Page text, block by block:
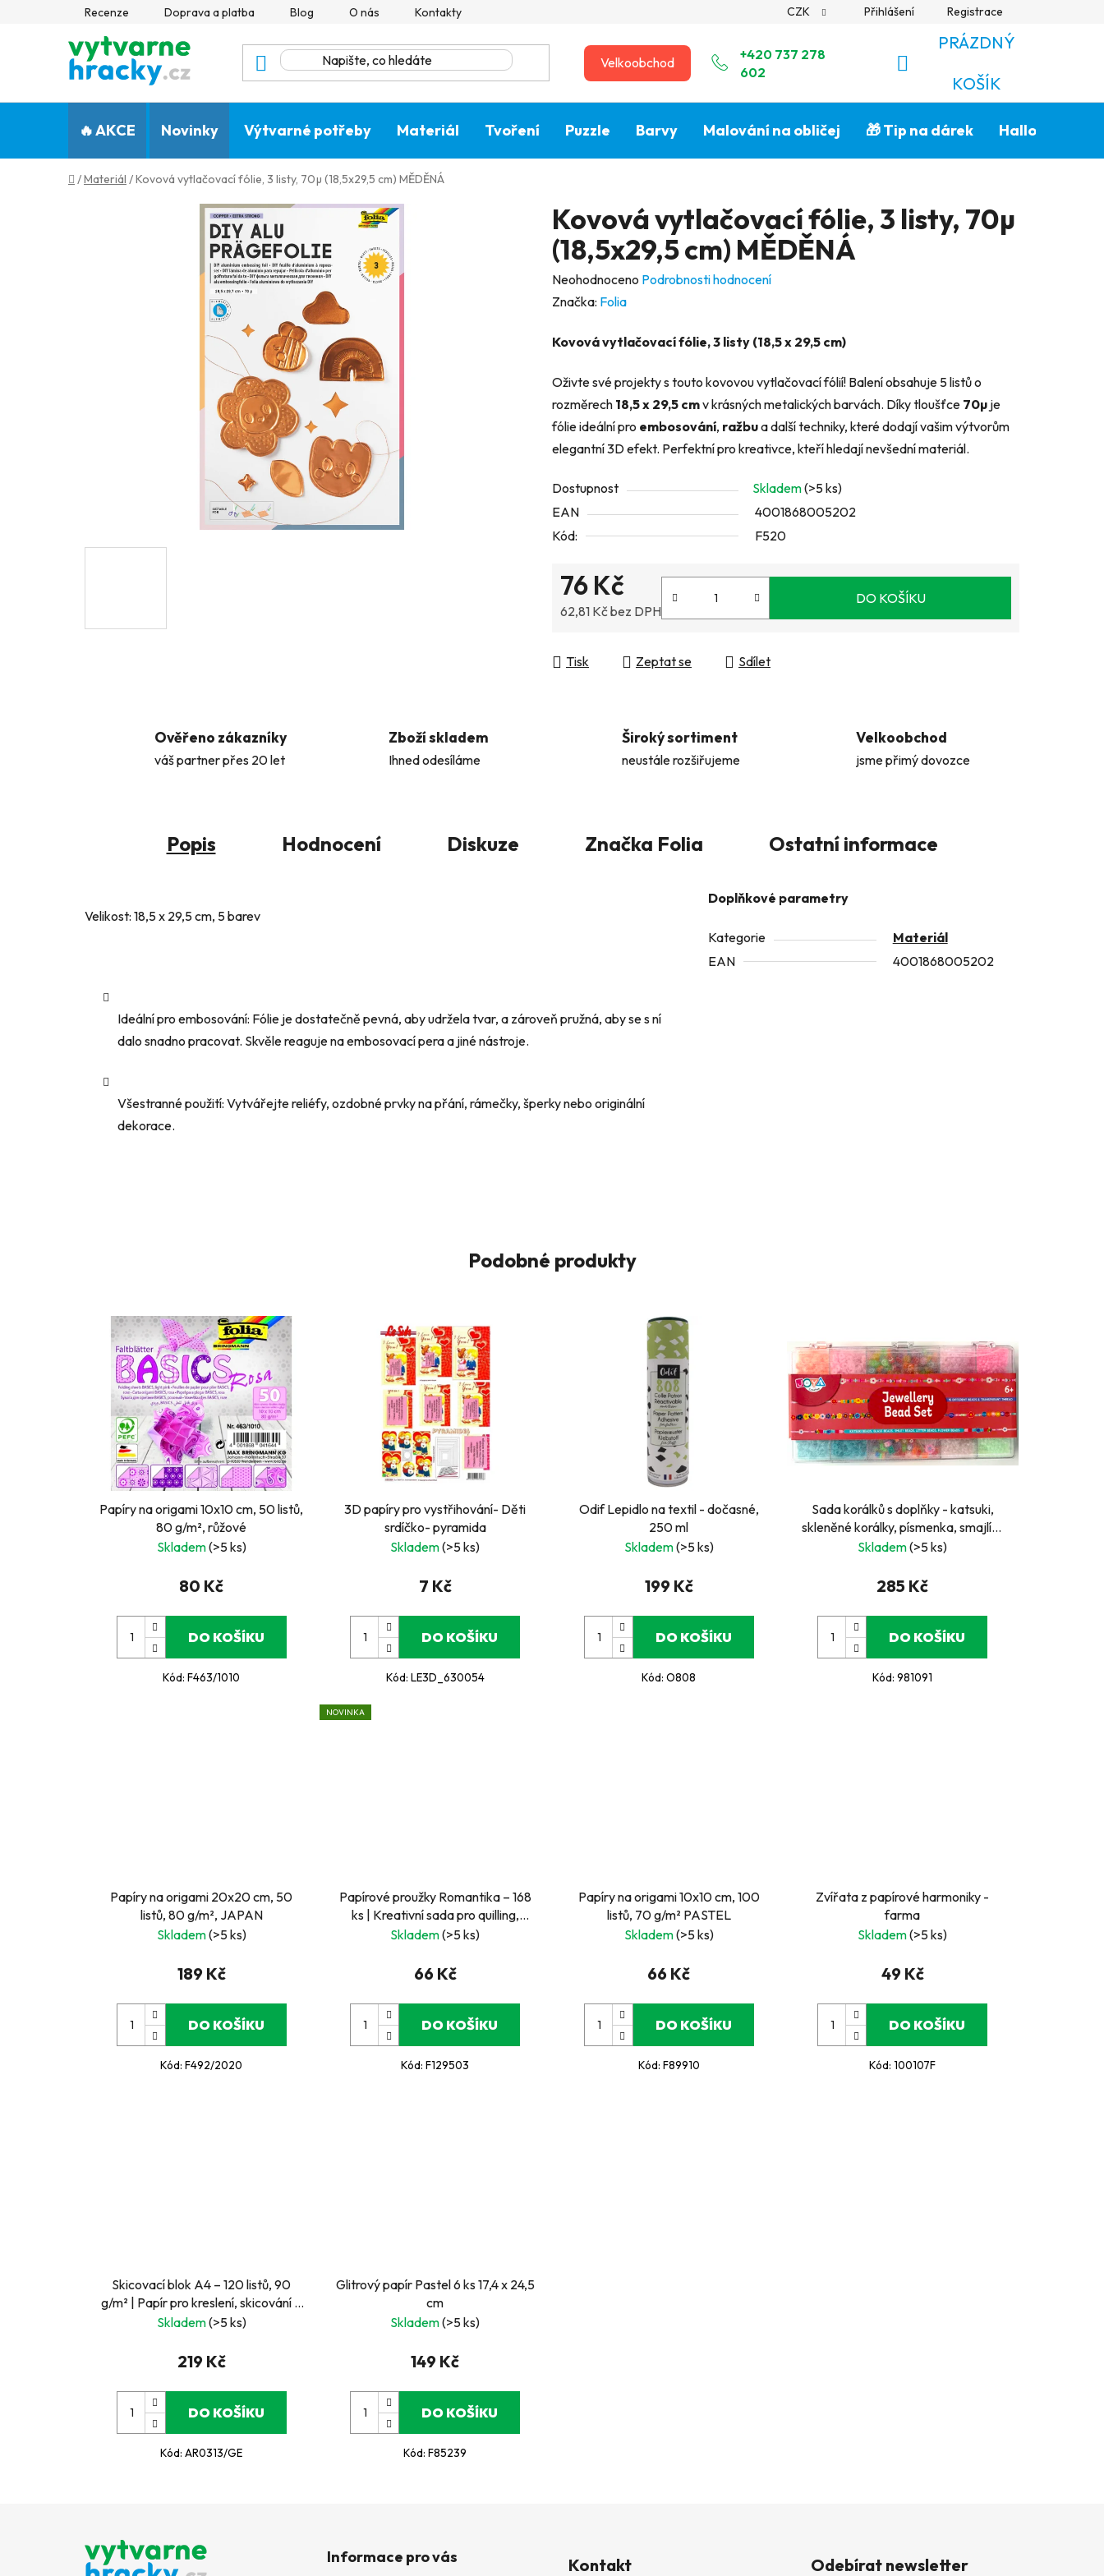
Recenze Doprava a platba Blog O nás Kontakty CZK Přihlášení Registrace
Velkoobchod
+420 737 278
602
NÁKUPNÍ
KOŠÍK
PRÁZDNÝ
KOŠÍK
🔥 AKCE Novinky Výtvarné potřeby Materiál Tvoření Puzzle Barvy Malování na obličej 🎁 Tip na dárek Halloween🎃
Domů
/Materiál /Kovová vytlačovací fólie, 3 listy, 70µ (18,5x29,5 cm) MĚDĚNÁ
Kovová vytlačovací fólie, 3 listy, 70µ
(18,5x29,5 cm) MĚDĚNÁ
Průměrné
hodnocení
je
z
5
hvězdiček.
Neohodnoceno Podrobnosti hodnocení
Značka: Folia
Kovová vytlačovací fólie, 3 listy (18,5 x 29,5 cm)
Oživte své projekty s touto kovovou vytlačovací fólií! Balení obsahuje 5 listů o
rozměrech 18,5 x 29,5 cmv krásných metalických barvách. Díky tloušťce 70µ je
fólie ideální pro embosování, ražbua další techniky, které dodají vašim výtvorům
elegantní 3D efekt. Perfektní pro kreativce, kteří hledají nevšední materiál.
Dostupnost Skladem(>5 ks)
EAN
4001868005202
Kód:
F520
76 Kč
62,81 Kč bez DPH
DO KOŠÍKU
Tisk Zeptat se Sdílet
Ověřeno zákazníky
váš partner přes 20 let
Zboží skladem
Ihned odesíláme
Široký sortiment
neustále rozšiřujeme
Velkoobchod
jsme přimý dovozce
Popis Hodnocení Diskuze Značka Folia Ostatní informace
Velikost: 18,5 x 29,5 cm, 5 barev
Ideální pro embosování: Fólie je dostatečně pevná, aby udržela tvar, a zároveň pružná, aby se s ní
dalo snadno pracovat. Skvěle reaguje na embosovací pera a jiné nástroje.
Všestranné použití: Vytvářejte reliéfy, ozdobné prvky na přání, rámečky, šperky nebo originální
dekorace.
Doplňkové parametry
Kategorie
Materiál
EAN
4001868005202
Podobné produkty
Papíry na origami 10x10 cm, 50 listů,
80 g/m², růžové
Skladem(>5 ks)
80 Kč
DO KOŠÍKU
Kód:F463/1010
3D papíry pro vystřihování- Děti
srdíčko- pyramida
Skladem(>5 ks)
7 Kč
DO KOŠÍKU
Kód: LE3D_630054
Odif Lepidlo na textil - dočasné,
250 ml
Skladem(>5 ks)
199 Kč
DO KOŠÍKU
Kód:O808
Sada korálků s doplňky - katsuki,
skleněné korálky, písmenka, smajlíci,
květiny
Skladem(>5 ks)
285 Kč
DO KOŠÍKU
Kód:981091
Papíry na origami 20x20 cm, 50
listů, 80 g/m², JAPAN
Skladem(>5 ks)
189 Kč
DO KOŠÍKU
Kód:F492/2020
NOVINKA
Papírové proužky Romantika – 168
ks | Kreativní sada pro quilling,
dekorace a papírové tvoření
Skladem(>5 ks)
66 Kč
DO KOŠÍKU
Kód:F129503
Papíry na origami 10x10 cm, 100
listů, 70 g/m² PASTEL
Skladem(>5 ks)
66 Kč
DO KOŠÍKU
Kód: F89910
Zvířata z papírové harmoniky -
farma
Skladem(>5 ks)
49 Kč
DO KOŠÍKU
Kód:100107F
Skicovací blok A4 – 120 listů, 90
g/m² | Papír pro kreslení, skicování a
výtvarné práce
Skladem(>5 ks)
219 Kč
DO KOŠÍKU
Kód:AR0313/GE
Glitrový papír Pastel 6 ks 17,4 x 24,5
cm
Skladem(>5 ks)
149 Kč
DO KOŠÍKU
Kód:F85239
Informace pro vás Kontakt Odebírat newsletter